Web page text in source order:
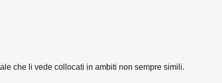
che li vede collocati in ambiti non sempre simili.